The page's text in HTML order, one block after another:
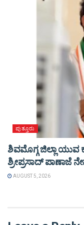
ಪುತ್ತೂರು
ಶಿವಮೊಗ್ಗ ಜಿಲ್ಲಾ ಯುವ
ಶ್ರೀಪ್ರಸಾದ್ ಪಾಣಾಜೆ
AUGUST 5, 2026